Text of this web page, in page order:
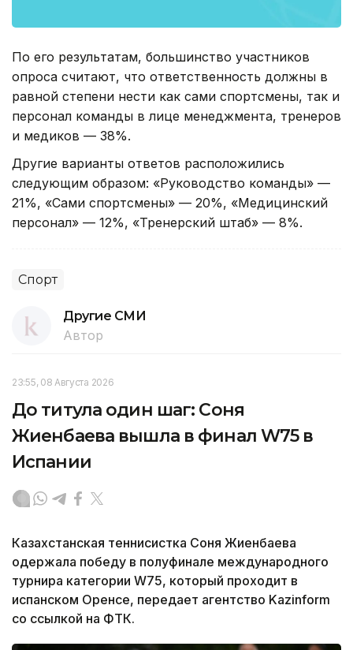
По его результатам, большинство участников
опроса считают, что ответственность должны в
равной степени нести как сами спортсмены, так и
персонал команды в лице менеджмента, тренеров
и медиков — 38%.
Другие варианты ответов расположились
следующим образом: «Руководство команды» —
21%, «Сами спортсмены» — 20%, «Медицинский
персонал» — 12%, «Тренерский штаб» — 8%.
Спорт
Другие СМИ
Автор
23:55, 08 Августа 2026
До титула один шаг: Соня
Жиенбаева вышла в финал W75 в
Испании
Казахстанская теннисистка Соня Жиенбаева
одержала победу в полуфинале международного
турнира категории W75, который проходит в
испанском Оренсе, передает агентство Kazinform
со ссылкой на ФТК.